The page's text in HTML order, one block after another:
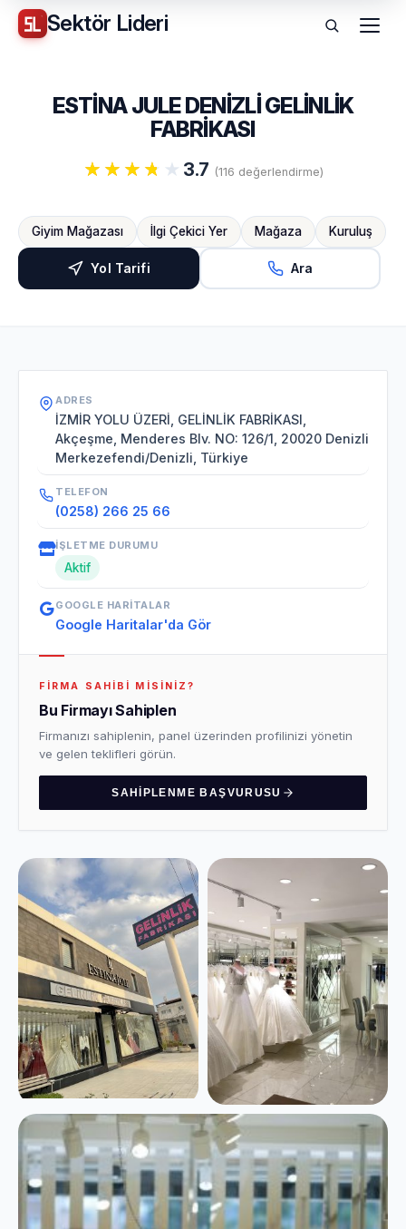
Sektör Lideri Menü
ESTİNA JULE DENİZLİ GELİNLİK
FABRİKASI
3.7 (116 değerlendirme)
Giyim Mağazası İlgi Çekici Yer Mağaza Kuruluş
Yol Tarifi Ara
ADRES
İZMİR YOLU ÜZERİ, GELİNLİK FABRİKASI,
Akçeşme, Menderes Blv. NO: 126/1, 20020 Denizli
Merkezefendi/Denizli, Türkiye
TELEFON
(0258) 266 25 66
İŞLETME DURUMU
Aktif
GOOGLE HARITALAR
Google Haritalar'da Gör
FIRMA SAHIBI MISINIZ?
Bu Firmayı Sahiplen
Firmanızı sahiplenin, panel üzerinden profilinizi yönetin
ve gelen teklifleri görün.
SAHIPLENME BAŞVURUSU